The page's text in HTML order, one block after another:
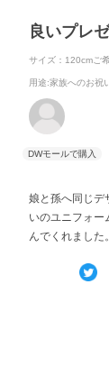
良いプレ
サイズ：120cmご
用途:家族へのお祝
娘と孫へ同じデ
いのユニフォー
んでくれました。